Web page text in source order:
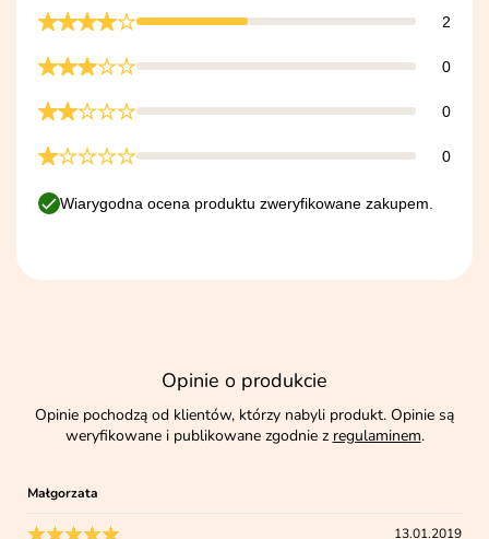
2
0
0
0
Wiarygodna ocena produktu zweryfikowane zakupem.
Opinie o produkcie
Opinie pochodzą od klientów, którzy nabyli produkt. Opinie są
weryfikowane i publikowane zgodnie z regulaminem.
Małgorzata
13.01.2019